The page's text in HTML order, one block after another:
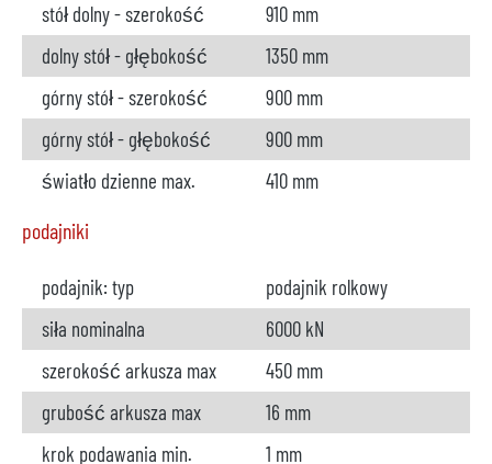
stół dolny - szerokość
910 mm
dolny stół - głębokość
1350 mm
górny stół - szerokość
900 mm
górny stół - głębokość
900 mm
światło dzienne max.
410 mm
podajniki
podajnik: typ
podajnik rolkowy
siła nominalna
6000 kN
szerokość arkusza max
450 mm
grubość arkusza max
16 mm
krok podawania min.
1 mm